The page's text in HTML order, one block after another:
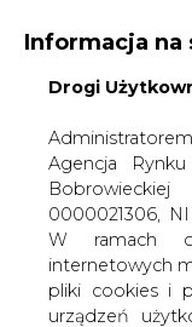
WYDAWCA
WYSOKI
Informacja na
Drogi
Agencja
0000021306,
W ramach
internetowych
pliki cookies i
urządzeń